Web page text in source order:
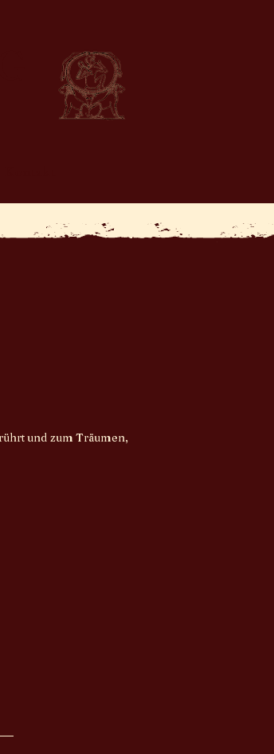
und zum Träumen,